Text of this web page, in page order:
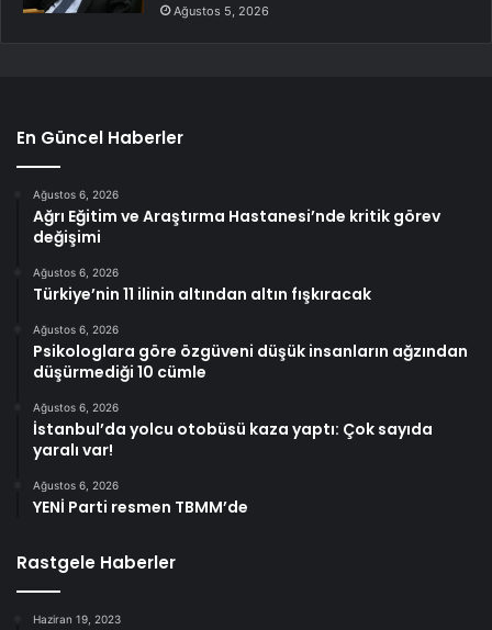
Ağustos 5, 2026
En Güncel Haberler
Ağustos 6, 2026
Ağrı Eğitim ve Araştırma Hastanesi’nde kritik görev
değişimi
Ağustos 6, 2026
Türkiye’nin 11 ilinin altından altın fışkıracak
Ağustos 6, 2026
Psikologlara göre özgüveni düşük insanların ağzından
düşürmediği 10 cümle
Ağustos 6, 2026
İstanbul’da yolcu otobüsü kaza yaptı: Çok sayıda
yaralı var!
Ağustos 6, 2026
YENİ Parti resmen TBMM’de
Rastgele Haberler
Haziran 19, 2023